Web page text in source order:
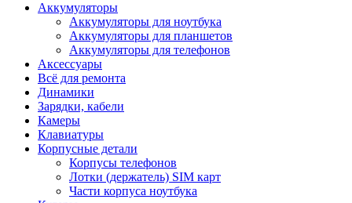
Аккумуляторы
Аккумуляторы для ноутбука
Аккумуляторы для планшетов
Аккумуляторы для телефонов
Аксессуары
Всё для ремонта
Динамики
Зарядки, кабели
Камеры
Клавиатуры
Корпусные детали
Корпусы телефонов
Лотки (держатель) SIM карт
Части корпуса ноутбука